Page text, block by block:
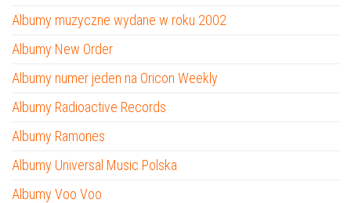
Albumy muzyczne wydane w roku 2002
Albumy New Order
Albumy numer jeden na Oricon Weekly
Albumy Radioactive Records
Albumy Ramones
Albumy Universal Music Polska
Albumy Voo Voo